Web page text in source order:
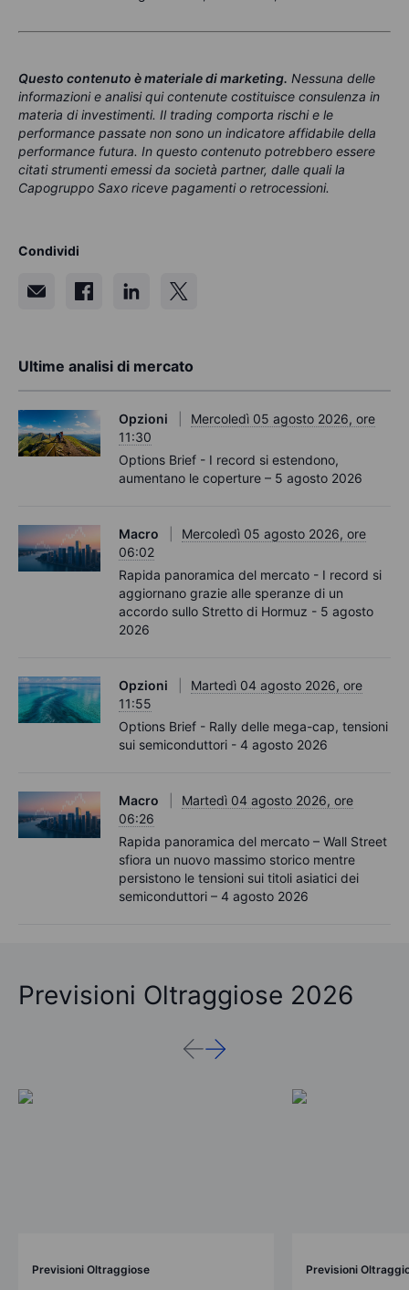
Questo contenuto è materiale di marketing. Nessuna delle
informazioni e analisi qui contenute costituisce consulenza in
materia di investimenti. Il trading comporta rischi e le
performance passate non sono un indicatore affidabile della
performance futura. In questo contenuto potrebbero essere
citati strumenti emessi da società partner, dalle quali la
Capogruppo Saxo riceve pagamenti o retrocessioni.
Condividi
Ultime analisi di mercato
Opzioni
Mercoledì 05 agosto 2026, ore
11:30
Options Brief - I record si estendono,
aumentano le coperture – 5 agosto 2026
Macro
Mercoledì 05 agosto 2026, ore
06:02
Rapida panoramica del mercato - I record si
aggiornano grazie alle speranze di un
accordo sullo Stretto di Hormuz - 5 agosto
2026
Opzioni
Martedì 04 agosto 2026, ore
11:55
Options Brief - Rally delle mega-cap, tensioni
sui semiconduttori - 4 agosto 2026
Macro
Martedì 04 agosto 2026, ore
06:26
Rapida panoramica del mercato – Wall Street
sfiora un nuovo massimo storico mentre
persistono le tensioni sui titoli asiatici dei
semiconduttori – 4 agosto 2026
Previsioni Oltraggiose 2026
Previsioni Oltraggiose Previsioni